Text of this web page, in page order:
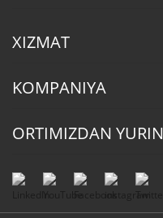
XIZMAT
KOMPANIYA
ORTIMIZDAN